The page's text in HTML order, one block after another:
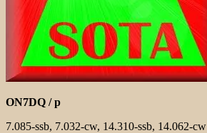
ON7DQ / p
7.085-ssb, 7.032-cw, 14.310-ssb, 14.062-cw